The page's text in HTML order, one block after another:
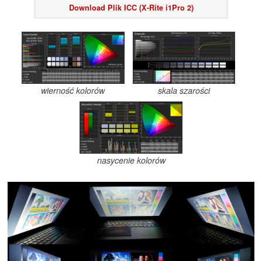
Download Plik ICC (X-Rite i1Pro 2)
wierność kolorów skala szarości
nasycenie kolorów